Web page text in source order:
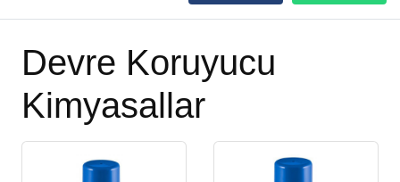
Devre Koruyucu
Kimyasallar